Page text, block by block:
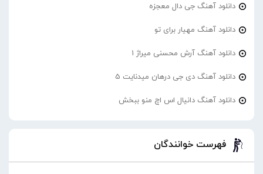
دانلود آهنگ جی دال معجزه
دانلود آهنگ مهیار برای تو
دانلود آهنگ آرش محسنی میراژ 1
دانلود آهنگ دی جی درهان میدنایت 5
دانلود آهنگ دانیال اس اچ منو ببخش
فهرست خوانندگان